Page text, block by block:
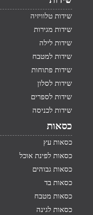
שידות טלוויזיה
שידות מגירות
שידות לילה
שידות למטבח
שידות פתוחות
שידות לסלון
שידות לספרים
שידות לכניסה
כסאות
כסאות עץ
כסאות לפינת אוכל
כסאות גבוהים
כסאות בד
כסאות מטבח
כסאות לגינה